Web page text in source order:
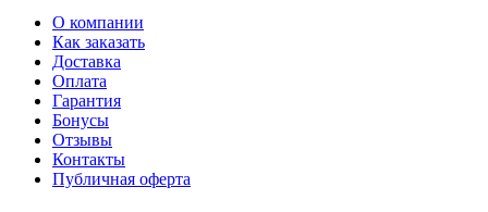
О компании
Как заказать
Доставка
Оплата
Гарантия
Бонусы
Отзывы
Контакты
Публичная оферта